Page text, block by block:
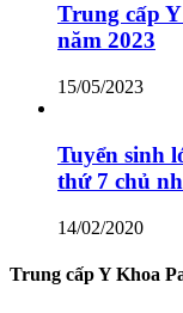
Trung cấp
năm 2023
15/05/2023
Tuyển sinh
thứ 7 chủ
14/02/2020
Trung cấp Y Khoa